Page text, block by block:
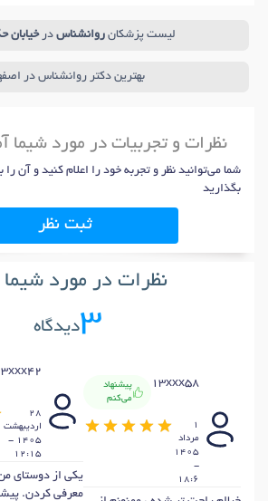
لیست پزشکانروانشناس درخیابان
بهترین دکتر روانشناس در
نظرات و تجربیات در مورد شیما
شما می‌توانید نظر و تجربه خود را اعلام کنید و آن را
بگذارید
ثبت نظر
نظرات در مورد شیما
3دیدگاه
13xxx58
پیشنهاد
می‌کنم
1
مرداد
1405
-
18:6
28
ارديبهشت
1405 -
12:15
یکی از دوستای
معرفی کردن.